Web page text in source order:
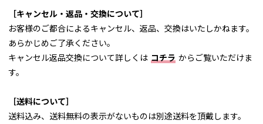
［キャンセル・返品・交換について］
お客様のご都合によるキャンセル、返品、交換はいたしかねます。
あらかじめご了承ください。
キャンセル返品交換について詳しくは コチラ からご覧いただけま
す。
［送料について］
送料込み、送料無料の表示がないものは別途送料を頂戴します。